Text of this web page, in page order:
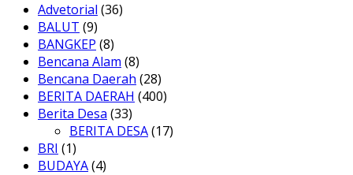
Advetorial (36)
BALUT (9)
BANGKEP (8)
Bencana Alam (8)
Bencana Daerah (28)
BERITA DAERAH (400)
Berita Desa (33)
BERITA DESA(17)
BRI (1)
BUDAYA(4)